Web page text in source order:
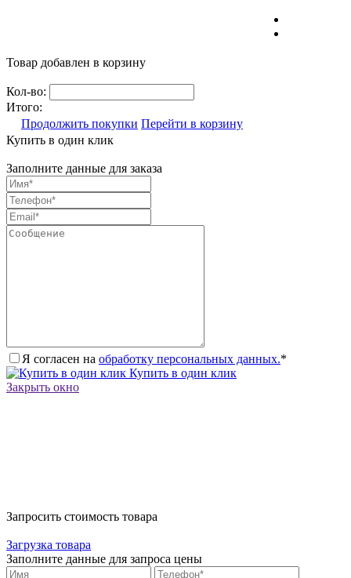
Товар добавлен в корзину
Кол-во:
Итого:
Продолжить покупки Перейти в корзину
Купить в один клик
Заполните данные для заказа
Я согласен на обработку персональных данных.*
Купить в один клик
Закрыть окно
Запросить стоимость товара
Загрузка товара
Заполните данные для запроса цены